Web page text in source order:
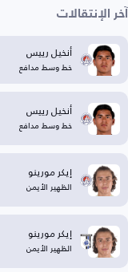
آخر الإنتقالات
أنخيل رييس
خط وسط مدافع
أنخيل رييس
خط وسط مدافع
إيكر مورينو
الظهير الأيمن
إيكر مورينو
الظهير الأيمن